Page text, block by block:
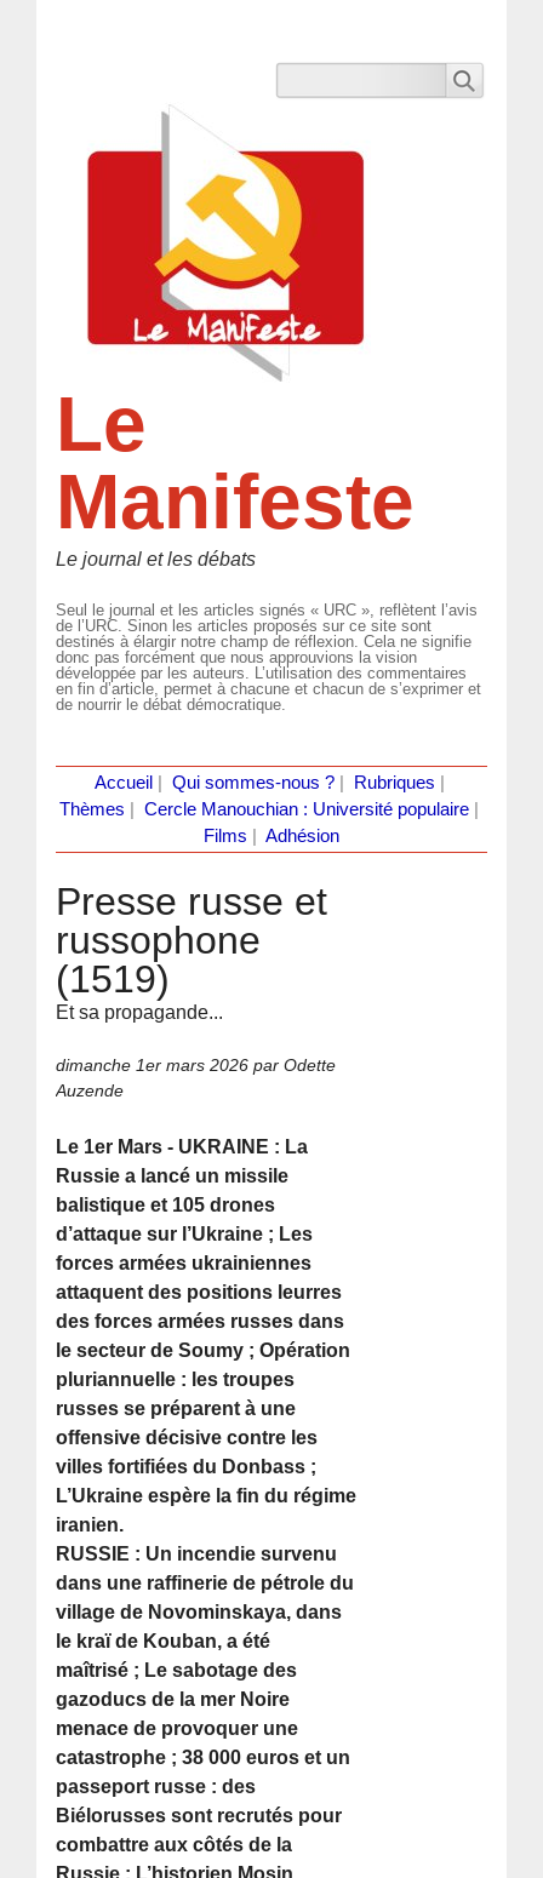
Le
Manifeste
Le journal et les débats
Seul le journal et les articles signés « URC », reflètent l’avis
de l’URC. Sinon les articles proposés sur ce site sont
destinés à élargir notre champ de réflexion. Cela ne signifie
donc pas forcément que nous approuvions la vision
développée par les auteurs. L’utilisation des commentaires
en fin d’article, permet à chacune et chacun de s’exprimer et
de nourrir le débat démocratique.
Accueil Qui sommes-nous ?| Rubriques
Thèmes
Cercle Manouchian : Université populaire
Films
Adhésion
Presse russe et
russophone
(1519)
Et sa propagande...
dimanche 1er mars 2026 par Odette
Auzende
Le 1er Mars - UKRAINE : La
Russie a lancé un missile
balistique et 105 drones
d’attaque sur l’Ukraine ; Les
forces armées ukrainiennes
attaquent des positions leurres
des forces armées russes dans
le secteur de Soumy ; Opération
pluriannuelle : les troupes
russes se préparent à une
offensive décisive contre les
villes fortifiées du Donbass ;
L’Ukraine espère la fin du régime
iranien.
RUSSIE : Un incendie survenu
dans une raffinerie de pétrole du
village de Novominskaya, dans
le kraï de Kouban, a été
maîtrisé ; Le sabotage des
gazoducs de la mer Noire
menace de provoquer une
catastrophe ; 38 000 euros et un
passeport russe : des
Biélorusses sont recrutés pour
combattre aux côtés de la